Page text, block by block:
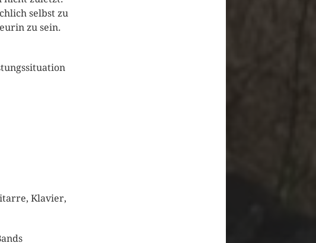
selbst zu
zu sein.
Klavier,